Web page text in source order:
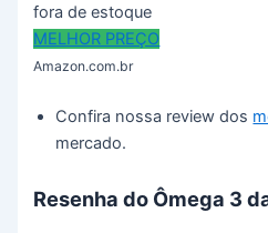
fora de estoque
MELHOR PREÇO
Amazon.com.br
Confira nossa review dos
mercado.
Resenha do Ômega 3